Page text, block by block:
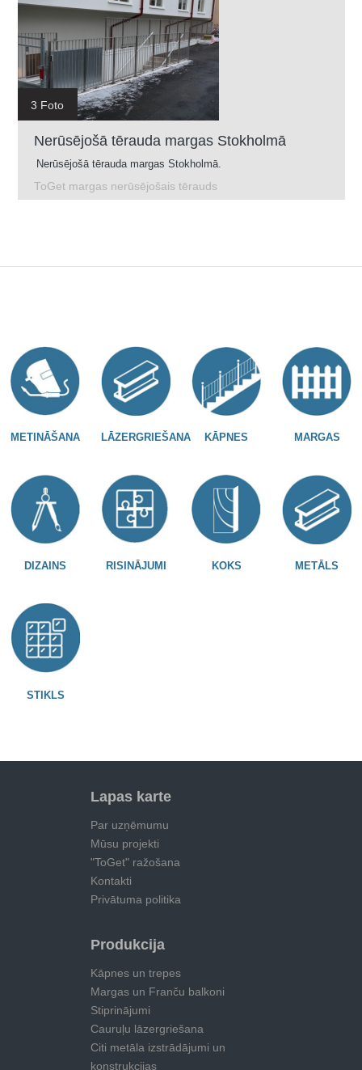
3 Foto
Nerūsējošā tērauda margas Stokholmā
Nerūsējošā tērauda margas Stokholmā.
ToGet margas nerūsējošais tērauds
METINĀŠANA LĀZERGRIEŠANA KĀPNES MARGAS
DIZAINS RISINĀJUMI KOKS METĀLS
STIKLS
Lapas karte
Par uzņēmumu
Mūsu projekti
"ToGet" ražošana
Kontakti
Privātuma politika
Produkcija
Kāpnes un trepes
Margas un Franču balkoni
Stiprinājumi
Cauruļu lāzergriešana
Citi metāla izstrādājumi un
konstrukcijas